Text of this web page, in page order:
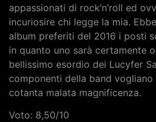
appassionati di rock’n’roll ed
incuriosire chi legge la mia.
album preferiti del 2016 i posti
in quanto uno sarà certamente
bellissimo esordio dei Lucyfer
componenti della band vogliano
cotanta malata magnificenza.
Voto: 8,50/10